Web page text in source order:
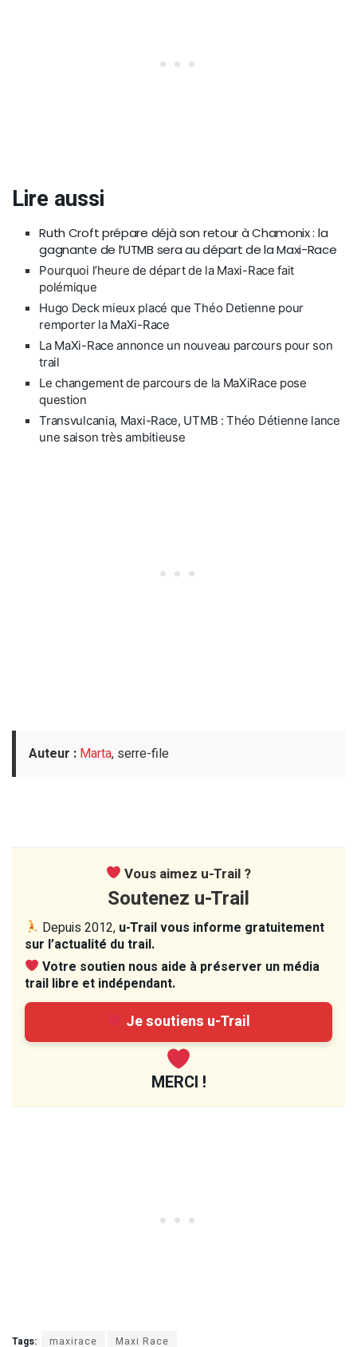
Lire aussi
Ruth Croft prépare déjà son retour à Chamonix : la
gagnante de l’UTMB sera au départ de la Maxi-Race
Pourquoi l’heure de départ de la Maxi-Race fait
polémique
Hugo Deck mieux placé que Théo Detienne pour
remporter la MaXi-Race
La MaXi-Race annonce un nouveau parcours pour son
trail
Le changement de parcours de la MaXiRace pose
question
Transvulcania, Maxi-Race, UTMB : Théo Détienne lance
une saison très ambitieuse
Auteur : Marta, serre-file
Vous aimez u-Trail ?
Soutenez u-Trail
Depuis 2012, u-Trail vous informe gratuitement
sur l’actualité du trail.
Votre soutien nous aide à préserver un média
trail libre et indépendant.
Je soutiens u-Trail
MERCI !
Tags: maxirace
Maxi Race